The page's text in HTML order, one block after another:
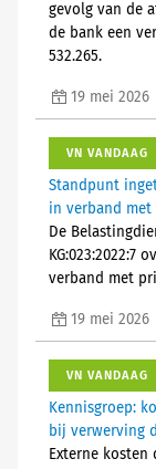
gevolg van de
de bank een
532.265.
19 mei 2026
VN VANDAAG
Standpunt
in verband met
De
KG:023:2022:7
verband met
19 mei 2026
VN VANDAAG
Kennisgroep:
bij verwerving
Externe